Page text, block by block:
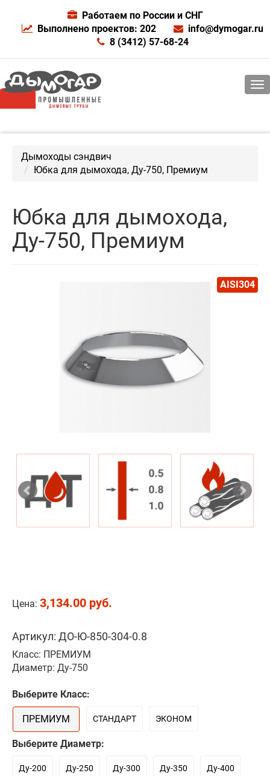
Работаем по России и СНГ
Выполнено проектов: 202
info@dymogar.ru
8 (3412) 57-68-24
Дымоходы сэндвич
Юбка для дымохода, Ду-750, Премиум
Юбка для дымохода,
Ду-750, Премиум
AISI304
Цена: 3,134.00 руб.
Артикул: ДО-Ю-850-304-0.8
Класс: ПРЕМИУМ
Диаметр: Ду-750
Выберите Класс:
ПРЕМИУМ СТАНДАРТ ЭКОНОМ
Выберите Диаметр:
Ду-200 Ду-250 Ду-300 Ду-350 Ду-400